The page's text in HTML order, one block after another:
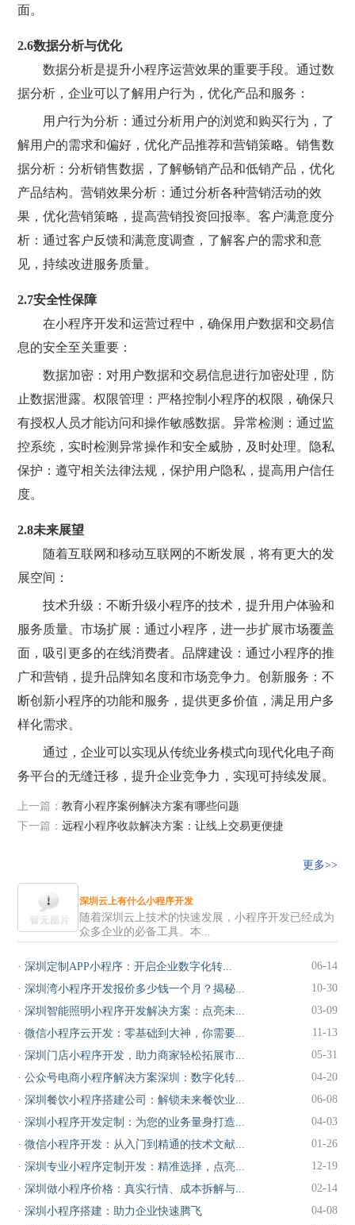
面。
2.6数据分析与优化
数据分析是提升小程序运营效果的重要手段。通过数
据分析，企业可以了解用户行为，优化产品和服务：
用户行为分析：通过分析用户的浏览和购买行为，了
解用户的需求和偏好，优化产品推荐和营销策略。销售数
据分析：分析销售数据，了解畅销产品和低销产品，优化
产品结构。营销效果分析：通过分析各种营销活动的效
果，优化营销策略，提高营销投资回报率。客户满意度分
析：通过客户反馈和满意度调查，了解客户的需求和意
见，持续改进服务质量。
2.7安全性保障
在小程序开发和运营过程中，确保用户数据和交易信
息的安全至关重要：
数据加密：对用户数据和交易信息进行加密处理，防
止数据泄露。权限管理：严格控制小程序的权限，确保只
有授权人员才能访问和操作敏感数据。异常检测：通过监
控系统，实时检测异常操作和安全威胁，及时处理。隐私
保护：遵守相关法律法规，保护用户隐私，提高用户信任
度。
2.8未来展望
随着互联网和移动互联网的不断发展，将有更大的发
展空间：
技术升级：不断升级小程序的技术，提升用户体验和
服务质量。市场扩展：通过小程序，进一步扩展市场覆盖
面，吸引更多的在线消费者。品牌建设：通过小程序的推
广和营销，提升品牌知名度和市场竞争力。创新服务：不
断创新小程序的功能和服务，提供更多价值，满足用户多
样化需求。
通过，企业可以实现从传统业务模式向现代化电子商
务平台的无缝迁移，提升企业竞争力，实现可持续发展。
上一篇：教育小程序案例解决方案有哪些问题
下一篇：远程小程序收款解决方案：让线上交易更便捷
更多>>
深圳云上有什么小程序开发
随着深圳云上技术的快速发展，小程序开发已经成为
众多企业的必备工具。本...
06-14
·深圳定制APP小程序：开启企业数字化转...
10-30
·深圳湾小程序开发报价多少钱一个月？揭秘...
03-09
·深圳智能照明小程序开发解决方案：点亮未...
11-13
·微信小程序云开发：零基础到大神，你需要...
05-31
·深圳门店小程序开发，助力商家轻松拓展市...
04-20
·公众号电商小程序解决方案深圳：数字化转...
06-08
·深圳餐饮小程序搭建公司：解锁未来餐饮业...
04-03
·深圳小程序开发定制：为您的业务量身打造...
01-26
·微信小程序开发：从入门到精通的技术文献...
12-19
·深圳专业小程序定制开发：精准选择，点亮...
02-14
·深圳做小程序价格：真实行情、成本拆解与...
04-08
·深圳小程序搭建：助力企业快速腾飞